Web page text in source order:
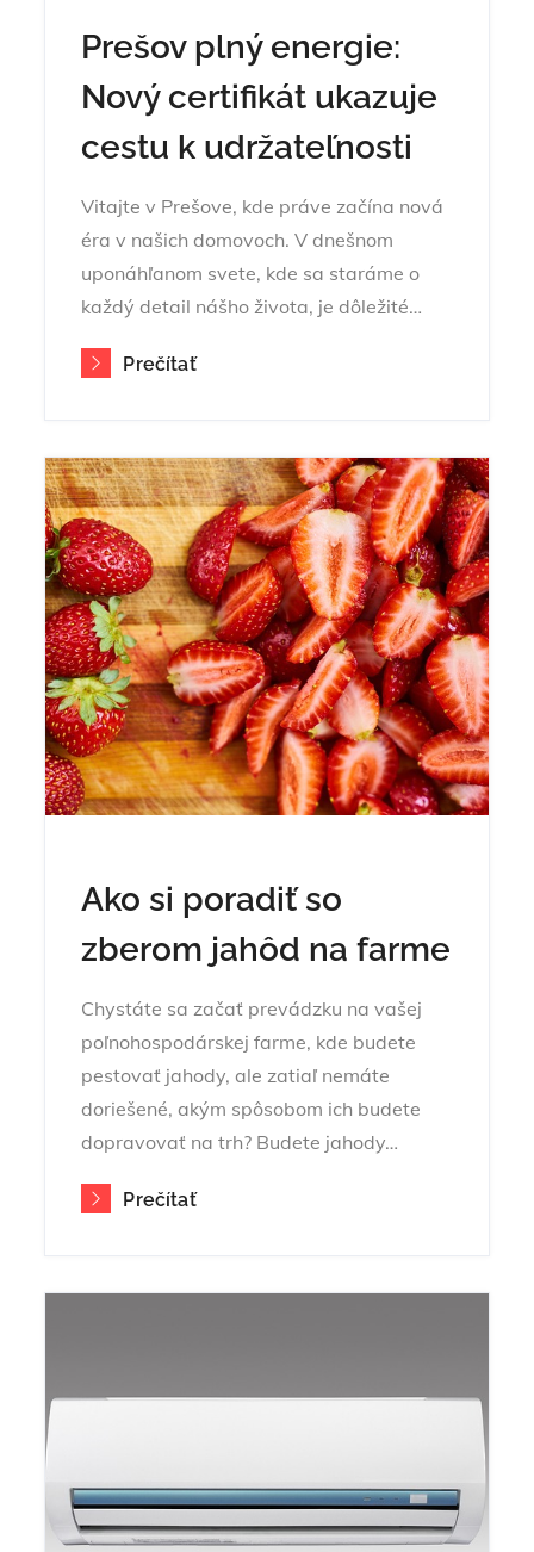
Prešov plný energie:
Nový certifikát ukazuje
cestu k udržateľnosti
Vitajte v Prešove, kde práve začína nová
éra v našich domovoch. V dnešnom
uponáhľanom svete, kde sa staráme o
každý detail nášho života, je dôležité…
Prečítať
Ako si poradiť so
zberom jahôd na farme
Chystáte sa začať prevádzku na vašej
poľnohospodárskej farme, kde budete
pestovať jahody, ale zatiaľ nemáte
doriešené, akým spôsobom ich budete
dopravovať na trh? Budete jahody…
Prečítať